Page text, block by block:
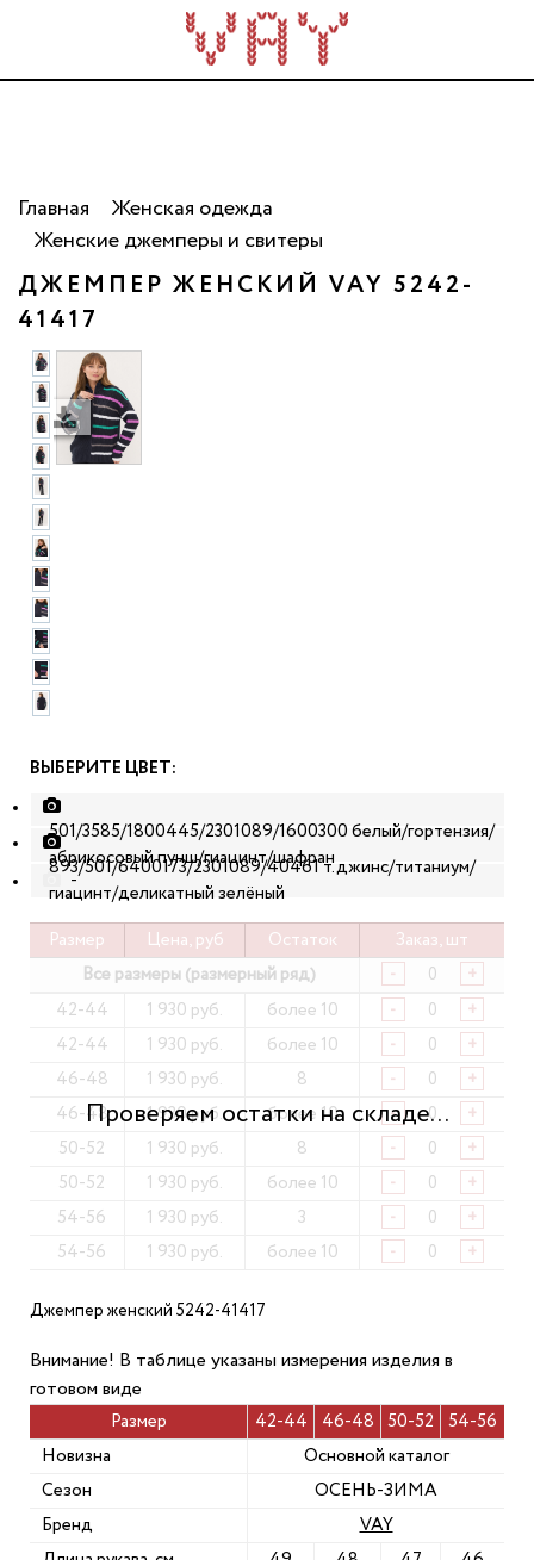
Трикотаж для всей семьи. Сделано в России. Опт
от 5 000 рублей.
Главная
Женская одежда
Женские джемперы и свитеры
ДЖЕМПЕР ЖЕНСКИЙ VAY 5242-
41417
фото
ВЫБЕРИТЕ ЦВЕТ:
501/3585/1800445/2301089/1600300 белый/гортензия/
абрикосовый пунш/гиацинт/шафран
893/501/6400173/2301089/40461 т.джинс/титаниум/
гиацинт/деликатный зелёный
-
Размер Цена, руб Остаток
Заказ, шт
Все размеры (размерный ряд)
- +
42-44 1 930 руб. более 10 - +
42-44 1 930 руб. более 10 - +
46-48 1 930 руб. 8 - +
46-48 1 930 руб. более 10 - +
50-52 1 930 руб. 8 - +
50-52 1 930 руб. более 10 - +
54-56 1 930 руб. 3 - +
54-56 1 930 руб. более 10 - +
Джемпер женский 5242-41417
Внимание! В таблице указаны измерения изделия в
готовом виде
Размер 42-44 46-48 50-52
54-56
Новизна
Основной каталог
Сезон
ОСЕНЬ-ЗИМА
Бренд
VAY